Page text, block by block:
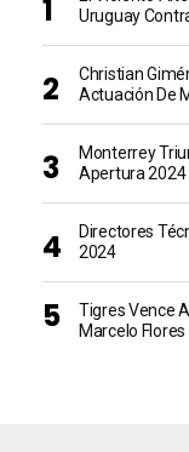
Uruguay
Christian
Actuación De
Monterrey
Apertura 2024
Directores
2024
Tigres Vence
Marcelo Flores